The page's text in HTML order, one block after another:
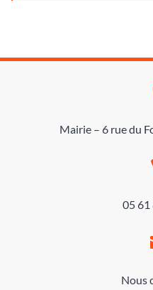
Mairie – 6 rue du
05 61
Nous